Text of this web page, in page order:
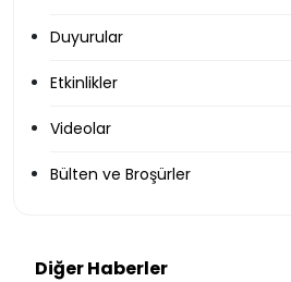
Duyurular
Etkinlikler
Videolar
Bülten ve Broşürler
Diğer Haberler